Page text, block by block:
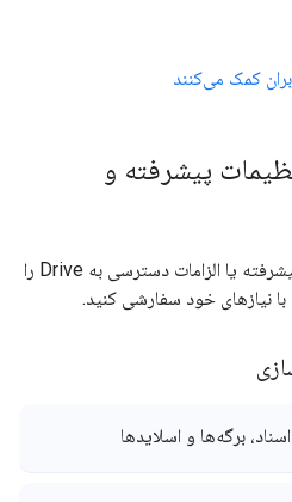
کمک می‌کنند
پیشرفته و
اگر سازمان شما امنیت داده‌های پیشرفته یا الزامات دسترسی به Drive را
برگه‌ها و اسلایدها